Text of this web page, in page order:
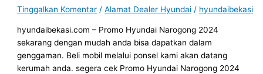
Tinggalkan Komentar /Alamat Dealer Hyundai / hyundaibekasi
hyundaibekasi.com – Promo Hyundai Narogong 2024
sekarang dengan mudah anda bisa dapatkan dalam
genggaman. Beli mobil melalui ponsel kami akan datang
kerumah anda. segera cek Promo Hyundai Narogong 2024